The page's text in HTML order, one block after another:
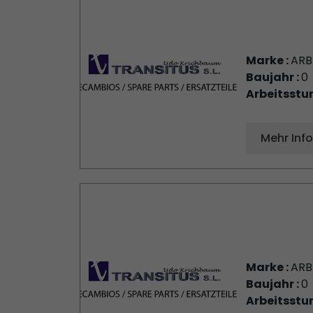
Marke :
Baujahr :0
Mehr
Marke :
Baujahr :0